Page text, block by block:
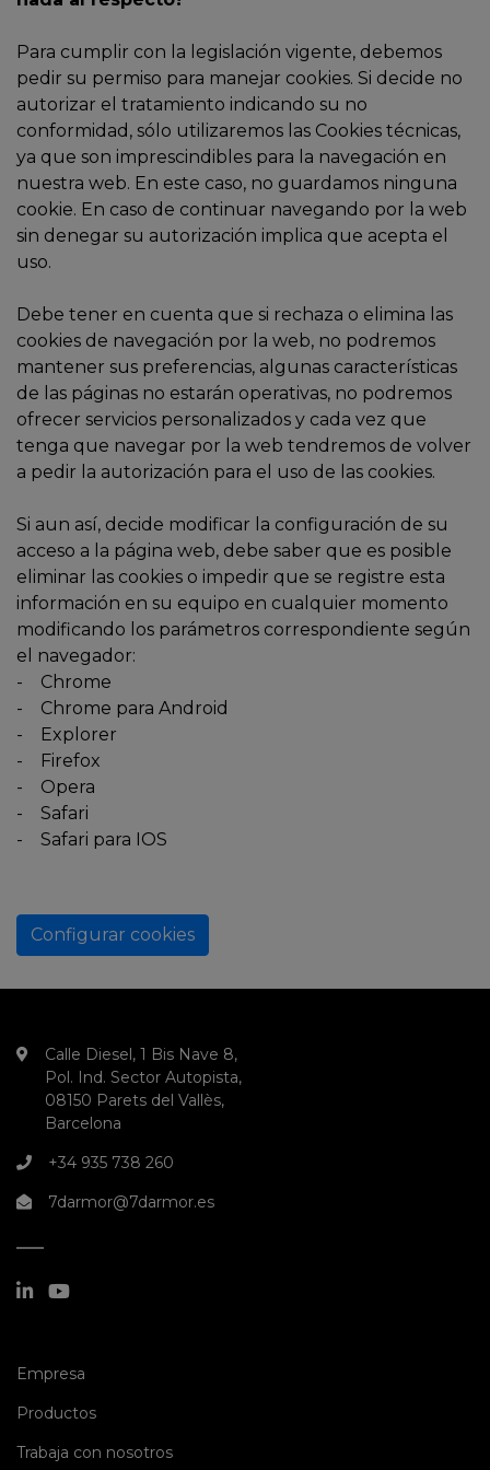
Para cumplir con la legislación vigente, debemos
pedir su permiso para manejar cookies. Si decide no
autorizar el tratamiento indicando su no
conformidad, sólo utilizaremos las Cookies técnicas,
ya que son imprescindibles para la navegación en
nuestra web. En este caso, no guardamos ninguna
cookie. En caso de continuar navegando por la web
sin denegar su autorización implica que acepta el
uso.
Debe tener en cuenta que si rechaza o elimina las
cookies de navegación por la web, no podremos
mantener sus preferencias, algunas características
de las páginas no estarán operativas, no podremos
ofrecer servicios personalizados y cada vez que
tenga que navegar por la web tendremos de volver
a pedir la autorización para el uso de las cookies.
Si aun así, decide modificar la configuración de su
acceso a la página web, debe saber que es posible
eliminar las cookies o impedir que se registre esta
información en su equipo en cualquier momento
modificando los parámetros correspondiente según
el navegador:
- Chrome
- Chrome para Android
-
Explorer
-
Firefox
- Opera
- Safari
- Safari para IOS
Configurar cookies
Calle Diesel, 1 Bis Nave 8,
Pol. Ind. Sector Autopista,
08150 Parets del Vallès,
Barcelona
+34 935 738 260
7darmor@7darmor.es
Empresa
Productos(current)
Trabaja con nosotros(current)